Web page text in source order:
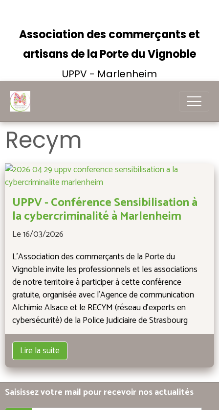
Association des commerçants et
artisans de la Porte du Vignoble
UPPV - Marlenheim
Recym
UPPV - Conférence Sensibilisation à
la cybercriminalité à Marlenheim
Le 16/03/2026
L'Association des commerçants de la Porte du
Vignoble invite les professionnels et les associations
de notre territoire à participer à cette conférence
gratuite, organisée avec l'Agence de communication
Alchimie Alsace et le RECYM (réseau d'experts en
cybersécurité) de la Police Judiciaire de Strasbourg
Lire la suite
Saisissez votre mail pour recevoir nos actualités